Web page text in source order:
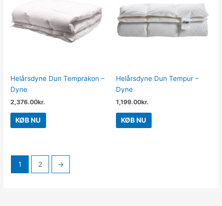
Helårsdyne Dun Temprakon –
Dyne
2,376.00kr.
KØB NU
Helårsdyne Dun Tempur –
Dyne
1,199.00kr.
KØB NU
1 2 →